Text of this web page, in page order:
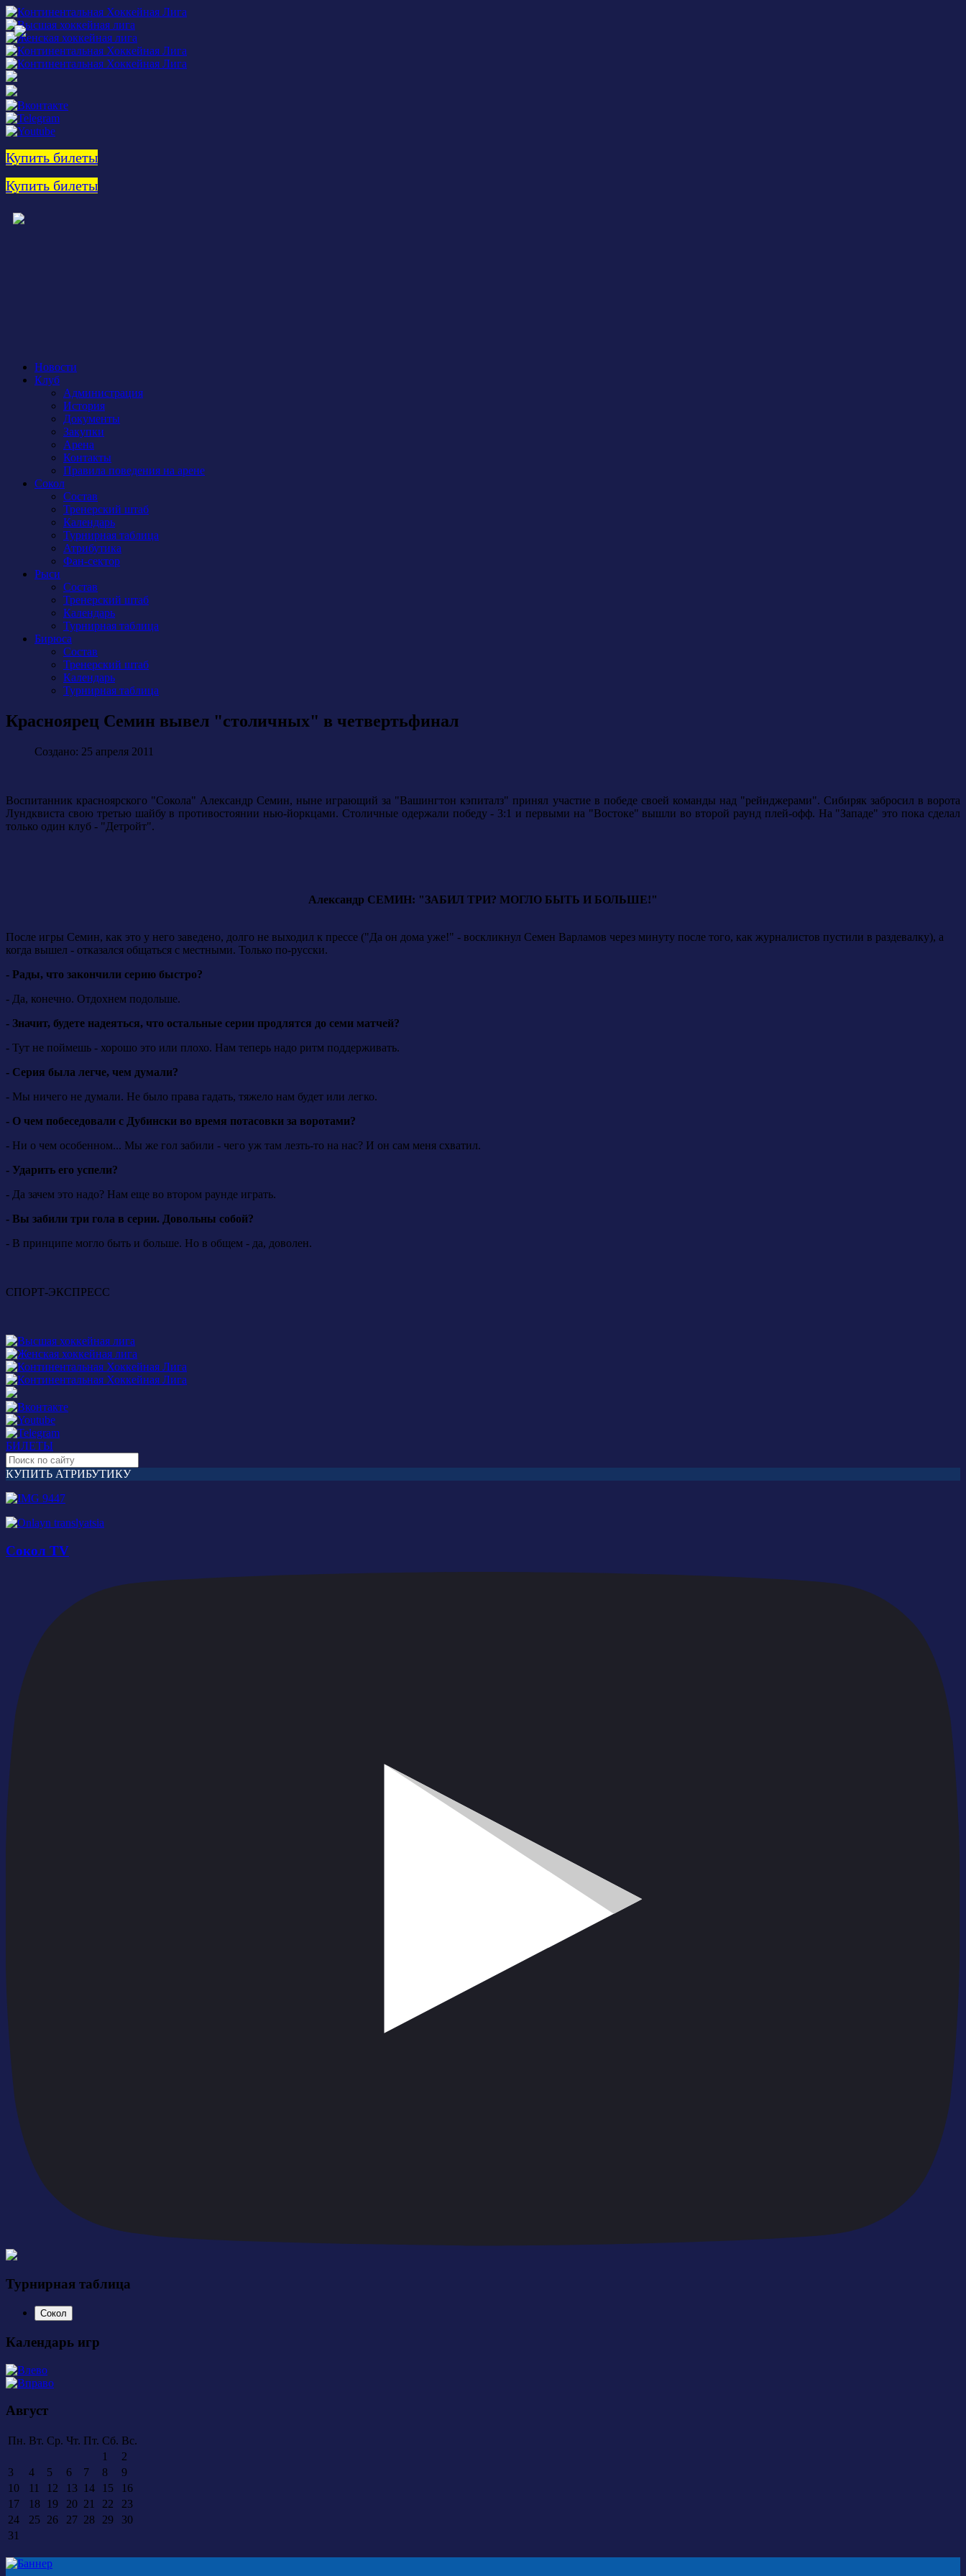
Купить билеты
Купить билеты
Новости
Клуб
Администрация
История
Документы
Закупки
Арена
Контакты
Правила поведения на арене
Сокол
Состав
Тренерский штаб
Календарь
Турнирная таблица
Атрибутика
Фан-сектор
Рыси
Состав
Тренерский штаб
Календарь
Турнирная таблица
Бирюса
Состав
Тренерский штаб
Календарь
Турнирная таблица
Красноярец Семин вывел "столичных" в четвертьфинал
Создано: 25 апреля 2011
Воспитанник красноярского "Сокола" Александр Семин, ныне играющий за "Вашингтон кэпиталз" принял участие в победе своей команды над "рейнджерами". Сибиряк забросил в ворота
Лундквиста свою третью шайбу в противостоянии нью-йоркцами. Столичные одержали победу - 3:1 и первыми на "Востоке" вышли во второй раунд плей-офф. На "Западе" это пока сделал
только один клуб - "Детройт".
Александр СЕМИН: "ЗАБИЛ ТРИ? МОГЛО БЫТЬ И БОЛЬШЕ!"
После игры Семин, как это у него заведено, долго не выходил к прессе ("Да он дома уже!" - воскликнул Семен Варламов через минуту после того, как журналистов пустили в раздевалку), а
когда вышел - отказался общаться с местными. Только по-русски.
- Рады, что закончили серию быстро?
- Да, конечно. Отдохнем подольше.
- Значит, будете надеяться, что остальные серии продлятся до семи матчей?
- Тут не поймешь - хорошо это или плохо. Нам теперь надо ритм поддерживать.
- Серия была легче, чем думали?
- Мы ничего не думали. Не было права гадать, тяжело нам будет или легко.
- О чем побеседовали с Дубински во время потасовки за воротами?
- Ни о чем особенном... Мы же гол забили - чего уж там лезть-то на нас? И он сам меня схватил.
- Ударить его успели?
- Да зачем это надо? Нам еще во втором раунде играть.
- Вы забили три гола в серии. Довольны собой?
- В принципе могло быть и больше. Но в общем - да, доволен.
СПОРТ-ЭКСПРЕСС
БИЛЕТЫ
КУПИТЬ АТРИБУТИКУ
Сокол TV
Турнирная таблица
Сокол
Календарь игр
Август
Пн. Вт. Ср. Чт. Пт. Сб. Вс.
1
2
3
4 5 6 7 8
9
10
11 12 13 14 15
16
17
18 19 20 21 22
23
24
25 26 27 28 29
30
31